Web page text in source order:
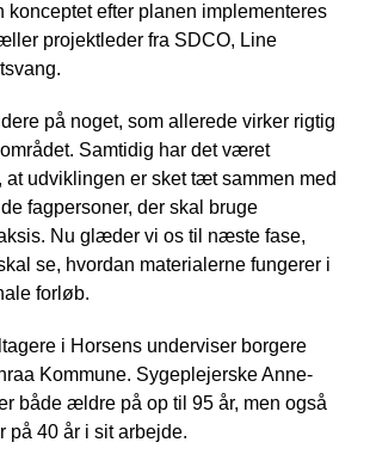
konceptet efter planen implementeres
projektleder fra SDCO, Line
på noget, som allerede virker rigtig
Samtidig har det været
at udviklingen er sket tæt sammen med
fagpersoner, der skal bruge
Nu glæder vi os til næste fase,
se, hvordan materialerne fungerer i
forløb.
i Horsens underviser borgere
Kommune. Sygeplejerske Anne-
både ældre på op til 95 år, men også
på 40 år i sit arbejde.